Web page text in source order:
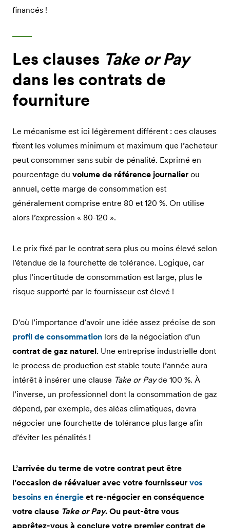
financés !
Les clauses Take or Pay
dans les contrats de
fourniture
Le mécanisme est ici légèrement différent : ces clauses
fixent les volumes minimum et maximum que l’acheteur
peut consommer sans subir de pénalité. Exprimé en
pourcentage du volume de référence journalier ou
annuel, cette marge de consommation est
généralement comprise entre 80 et 120 %. On utilise
alors l’expression « 80-120 ».
Le prix fixé par le contrat sera plus ou moins élevé selon
l’étendue de la fourchette de tolérance. Logique, car
plus l’incertitude de consommation est large, plus le
risque supporté par le fournisseur est élevé !
D’où l’importance d’avoir une idée assez précise de son
profil de consommation lors de la négociation d’un
contrat de gaz naturel. Une entreprise industrielle dont
le process de production est stable toute l’année aura
intérêt à insérer une clause Take or Payde 100 %. À
l’inverse, un professionnel dont la consommation de gaz
dépend, par exemple, des aléas climatiques, devra
négocier une fourchette de tolérance plus large afin
d’éviter les pénalités !
L’arrivée du terme de votre contrat peut être
l’occasion de réévaluer avec votre fournisseur vos
besoins en énergie et re-négocier en conséquence
votre clause Take or Pay. Ou peut-être vous
apprêtez-vous à conclure votre premier contrat de